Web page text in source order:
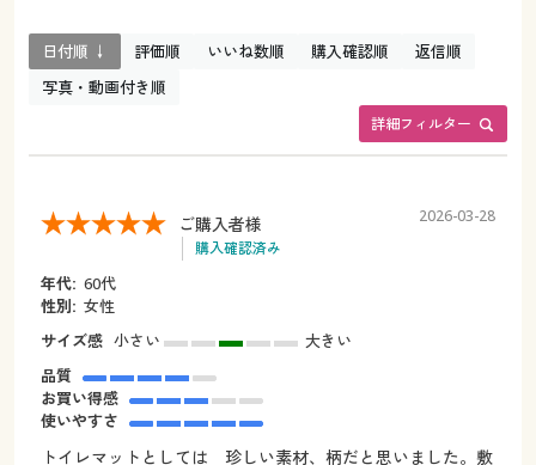
詳細フィルター
日付順 ↓ 評価順 いいね数順 購入確認順
返信順
写真・動画付き順
ご購入者様
購入確認済み
2026-03-28
年代: 60代
性別: 女性
サイズ感 小さい
大きい
品質
お買い得感
使いやすさ
トイレマットとしては 珍しい素材、柄だと思いました。敷